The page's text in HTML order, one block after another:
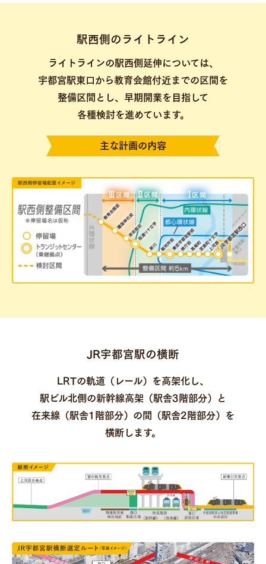
駅西側のライトライン
ライトラインの駅西側延伸については、
宇都宮駅東口から教育会館付近までの区間を
整備区間とし、早期開業を目指して
各種検討を進めています。
主な計画の内容
JR宇都宮駅の横断
LRTの軌道（レール）を高架化し、
駅ビル北側の新幹線高架（駅舎3階部分）と
在来線（駅舎1階部分）の間（駅舎2階部分）を
横断します。